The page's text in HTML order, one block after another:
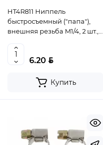
HT4R811 Ниппель
быстросъемный ("папа"),
внешняя резьба M1/4, 2 шт.,
(CN)
6.20 BYN
Купить